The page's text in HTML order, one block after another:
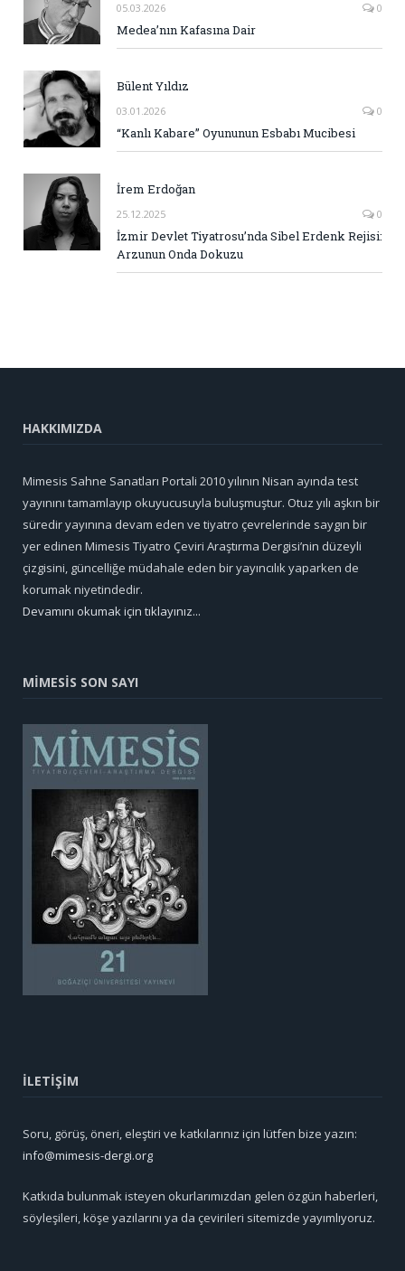
05.03.2026 0
Medea’nın Kafasına Dair
Bülent Yıldız
03.01.2026 0
“Kanlı Kabare” Oyununun Esbabı Mucibesi
İrem Erdoğan
25.12.2025 0
İzmir Devlet Tiyatrosu’nda Sibel Erdenk Rejisi:
Arzunun Onda Dokuzu
HAKKIMIZDA
Mimesis Sahne Sanatları Portali 2010 yılının Nisan ayında test
yayınını tamamlayıp okuyucusuyla buluşmuştur. Otuz yılı aşkın bir
süredir yayınına devam eden ve tiyatro çevrelerinde saygın bir
yer edinen Mimesis Tiyatro Çeviri Araştırma Dergisi’nin düzeyli
çizgisini, güncelliğe müdahale eden bir yayıncılık yaparken de
korumak niyetindedir.
Devamını okumak için tıklayınız...
MİMESİS SON SAYI
İLETİŞİM
Soru, görüş, öneri, eleştiri ve katkılarınız için lütfen bize yazın:
info@mimesis-dergi.org
Katkıda bulunmak isteyen okurlarımızdan gelen özgün haberleri,
söyleşileri, köşe yazılarını ya da çevirileri sitemizde yayımlıyoruz.